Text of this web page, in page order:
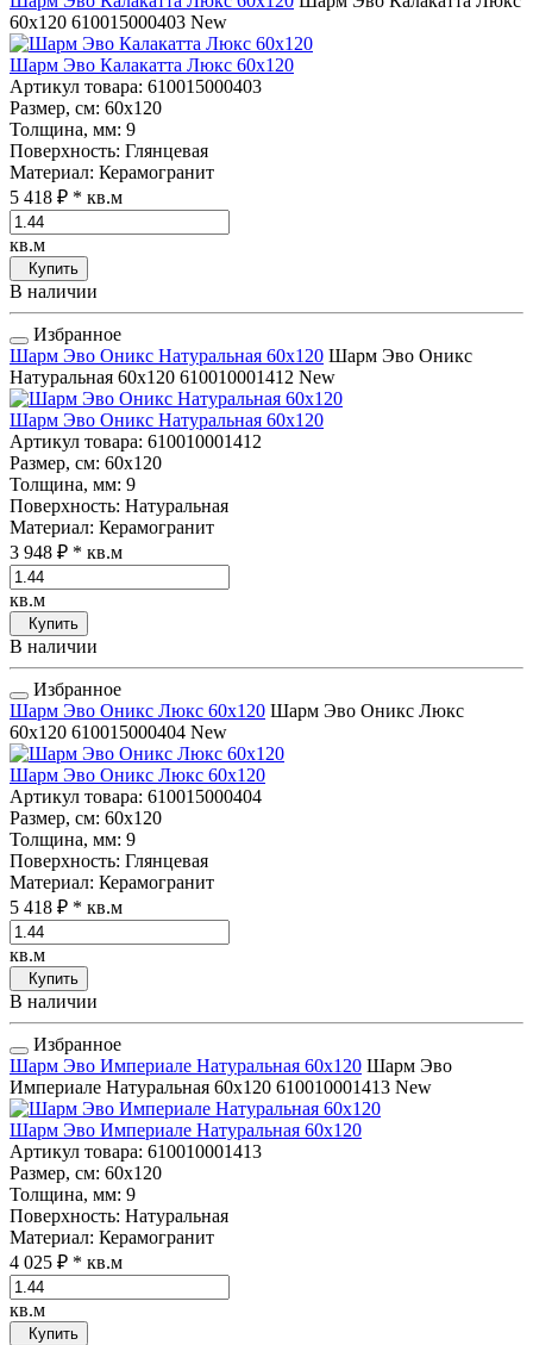
60x120 610015000403 New
Шарм Эво Калакатта Люкс 60x120
Артикул товара: 610015000403
Размер, см: 60x120
Толщина, мм: 9
Поверхность: Глянцевая
Материал: Керамогранит
5 418 ₽ * кв.м
кв.м
Купить
В наличии
Избранное
Шарм Эво Оникс Натуральная 60x120 Шарм Эво Оникс
Натуральная 60x120 610010001412 New
Шарм Эво Оникс Натуральная 60x120
Артикул товара: 610010001412
Размер, см: 60x120
Толщина, мм: 9
Поверхность: Натуральная
Материал: Керамогранит
3 948 ₽ * кв.м
кв.м
Купить
В наличии
Избранное
Шарм Эво Оникс Люкс 60x120 Шарм Эво Оникс Люкс
60x120 610015000404 New
Шарм Эво Оникс Люкс 60x120
Артикул товара: 610015000404
Размер, см: 60x120
Толщина, мм: 9
Поверхность: Глянцевая
Материал: Керамогранит
5 418 ₽ * кв.м
кв.м
Купить
В наличии
Избранное
Шарм Эво Империале Натуральная 60x120 Шарм Эво
Империале Натуральная 60x120 610010001413 New
Шарм Эво Империале Натуральная 60x120
Артикул товара: 610010001413
Размер, см: 60x120
Толщина, мм: 9
Поверхность: Натуральная
Материал: Керамогранит
4 025 ₽ * кв.м
кв.м
Купить